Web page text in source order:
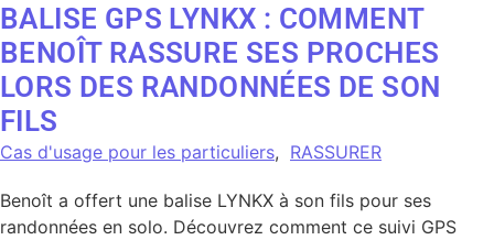
BALISE GPS LYNKX : COMMENT
BENOÎT RASSURE SES PROCHES
LORS DES RANDONNÉES DE SON
FILS
Cas d'usage pour les particuliers, RASSURER
Benoît a offert une balise LYNKX à son fils pour ses
randonnées en solo. Découvrez comment ce suivi GPS